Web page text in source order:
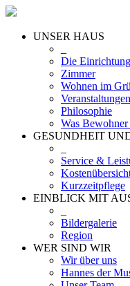
UNSER HAUS
Die Einrichtung
Zimmer
Wohnen im
Veranstaltungen
Philosophie
Was Bewohner
GESUNDHEIT
Service &
Kurzzeitpflege
EINBLICK MIT
Bildergalerie
Region
WER SIND WIR
Wir über uns
Hannes der